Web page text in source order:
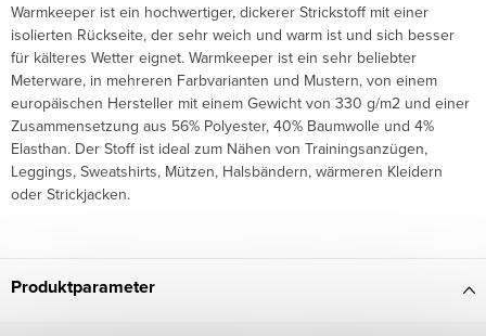
Warmkeeper ist ein hochwertiger, dickerer Strickstoff mit einer
isolierten Rückseite, der sehr weich und warm ist und sich besser
für kälteres Wetter eignet. Warmkeeper ist ein sehr beliebter
Meterware, in mehreren Farbvarianten und Mustern, von einem
europäischen Hersteller mit einem Gewicht von 330 g/m2 und einer
Zusammensetzung aus 56% Polyester, 40% Baumwolle und 4%
Elasthan. Der Stoff ist ideal zum Nähen von Trainingsanzügen,
Leggings, Sweatshirts, Mützen, Halsbändern, wärmeren Kleidern
oder Strickjacken.
Produktparameter